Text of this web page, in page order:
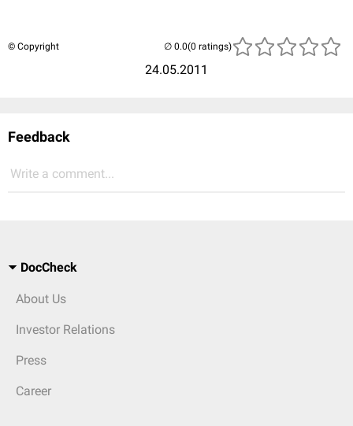
© Copyright
24.05.2011
(0 ratings)
Feedback
Write a comment...
DocCheck
About Us
Investor Relations
Press
Career